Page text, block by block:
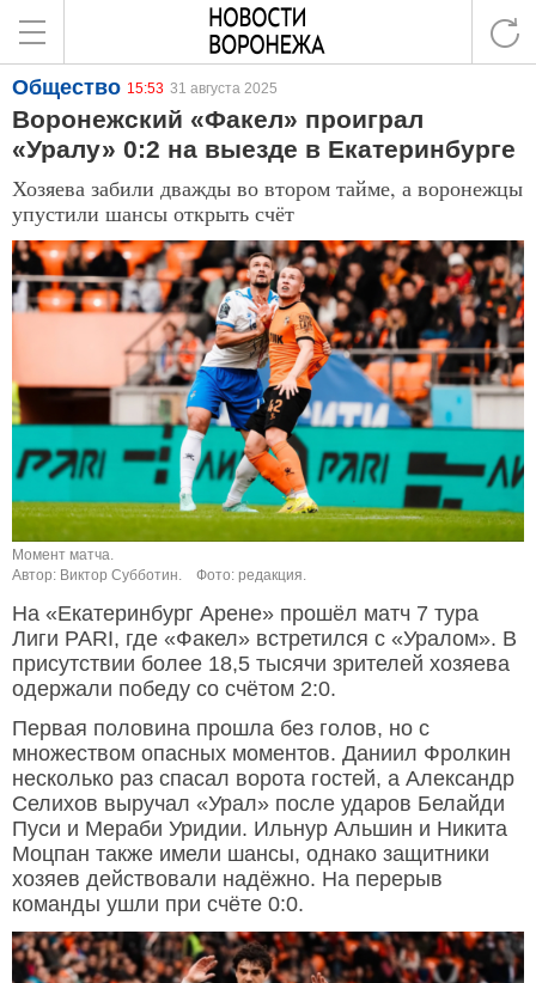
Общество 15:53 31 августа 2025
Воронежский «Факел» проиграл
«Уралу» 0:2 на выезде в Екатеринбурге
Хозяева забили дважды во втором тайме, а воронежцы
упустили шансы открыть счёт
Момент матча.
Автор: Виктор Субботин.
Фото: редакция.
На «Екатеринбург Арене» прошёл матч 7 тура
Лиги PARI, где «Факел» встретился с «Уралом». В
присутствии более 18,5 тысячи зрителей хозяева
одержали победу со счётом 2:0.
Первая половина прошла без голов, но с
множеством опасных моментов. Даниил Фролкин
несколько раз спасал ворота гостей, а Александр
Селихов выручал «Урал» после ударов Белайди
Пуси и Мераби Уридии. Ильнур Альшин и Никита
Моцпан также имели шансы, однако защитники
хозяев действовали надёжно. На перерыв
команды ушли при счёте 0:0.